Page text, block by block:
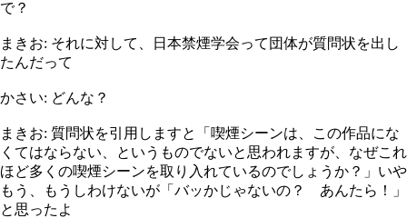
で？
まきお: それに対して、日本禁煙学会って団体が質問状を出し
たんだって
かさい: どんな？
まきお: 質問状を引用しますと「喫煙シーンは、この作品にな
くてはならない、というものでないと思われますが、なぜこれ
ほど多くの喫煙シーンを取り入れているのでしょうか？」いや
もう、もうしわけないが「バッかじゃないの？ あんたら！」
と思ったよ